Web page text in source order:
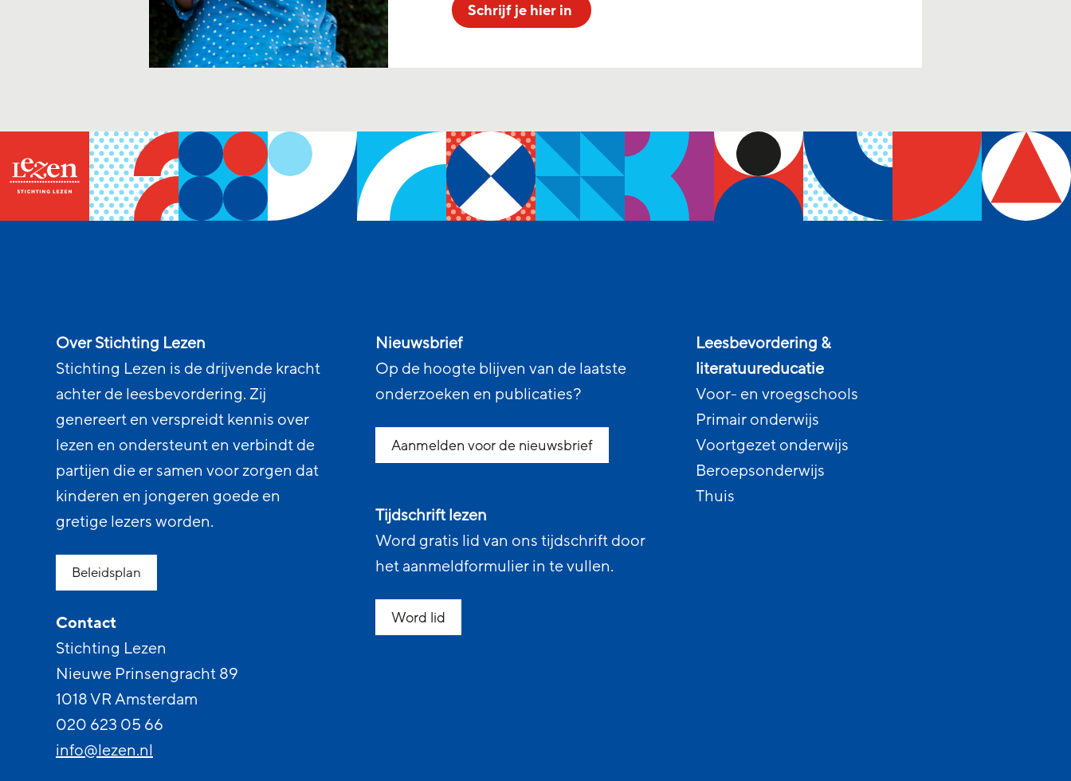
Schrijf je hier in
Over Stichting Lezen
Stichting Lezen is de drijvende kracht
achter de leesbevordering. Zij
genereert en verspreidt kennis over
lezen en ondersteunt en verbindt de
partijen die er samen voor zorgen dat
kinderen en jongeren goede en
gretige lezers worden.
Beleidsplan
Contact
Stichting Lezen
Nieuwe Prinsengracht 89
1018 VR Amsterdam
020 623 05 66
info@lezen.nl
Nieuwsbrief
Op de hoogte blijven van de laatste
onderzoeken en publicaties?
Aanmelden voor de nieuwsbrief
Tijdschrift lezen
Word gratis lid van ons tijdschrift door
het aanmeldformulier in te vullen.
Word lid
Leesbevordering &
literatuureducatie
Voor- en vroegschools
Primair onderwijs
Voortgezet onderwijs
Beroepsonderwijs
Thuis